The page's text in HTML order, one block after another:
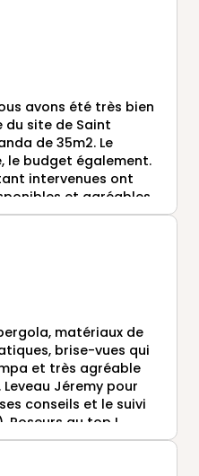
avons été très bien
du site de Saint
de 35m2. Le
le budget également.
intervenues ont
et agréables.
et soigné. Nous
véranda !
matériaux de
brise-vues qui
et très agréable
Jéremy pour
conseils et le suivi
Poseurs au top !